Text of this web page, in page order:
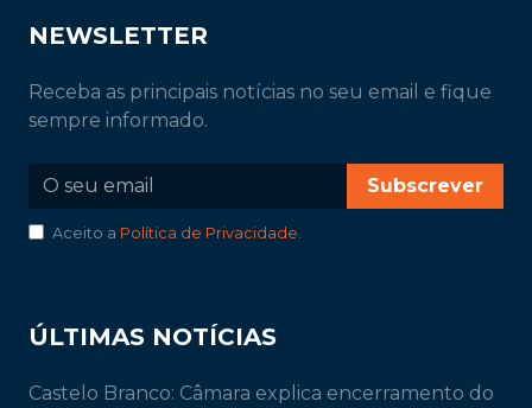
NEWSLETTER
Receba as principais notícias no seu email e fique
sempre informado.
Subscrever
Aceito a Política de Privacidade
ÚLTIMAS NOTÍCIAS
Castelo Branco: Câmara explica encerramento do